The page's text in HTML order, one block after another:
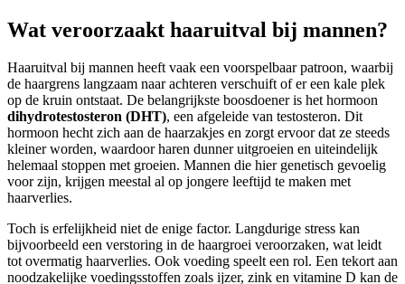
Wat veroorzaakt haaruitval bij mannen?
Haaruitval bij mannen heeft vaak een voorspelbaar patroon, waarbij
de haargrens langzaam naar achteren verschuift of er een kale plek
op de kruin ontstaat. De belangrijkste boosdoener is het hormoon
dihydrotestosteron (DHT), een afgeleide van testosteron. Dit
hormoon hecht zich aan de haarzakjes en zorgt ervoor dat ze steeds
kleiner worden, waardoor haren dunner uitgroeien en uiteindelijk
helemaal stoppen met groeien. Mannen die hier genetisch gevoelig
voor zijn, krijgen meestal al op jongere leeftijd te maken met
haarverlies.
Toch is erfelijkheid niet de enige factor. Langdurige stress kan
bijvoorbeeld een verstoring in de haargroei veroorzaken, wat leidt
tot overmatig haarverlies. Ook voeding speelt een rol. Een tekort aan
noodzakelijke voedingsstoffen zoals ijzer, zink en vitamine D kan de